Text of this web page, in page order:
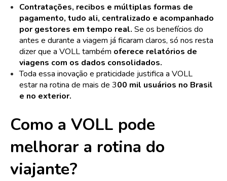
Contratações, recibos e múltiplas formas de
pagamento, tudo ali, centralizado e acompanhado
por gestores em tempo real. Se os benefícios do
antes e durante a viagem já ficaram claros, só nos resta
dizer que a VOLL também oferece relatórios de
viagens com os dados consolidados.
Toda essa inovação e praticidade justifica a VOLL
estarna rotina de mais de 300 mil usuários no Brasil
e no exterior.
Como a VOLL pode
melhorar a rotina do
viajante?